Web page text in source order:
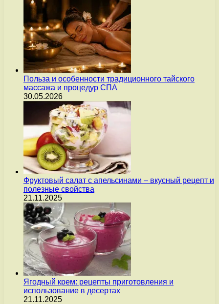
Польза и особенности традиционного тайского
массажа и процедур СПА
30.05.2026
Фруктовый салат с апельсинами – вкусный рецепт и
полезные свойства
21.11.2025
Ягодный крем: рецепты приготовления и
использование в десертах
21.11.2025